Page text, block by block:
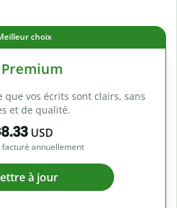
choix
Premium
que vos écrits sont clairs, sans
et de qualité.
USD
facturé annuellement
à jour